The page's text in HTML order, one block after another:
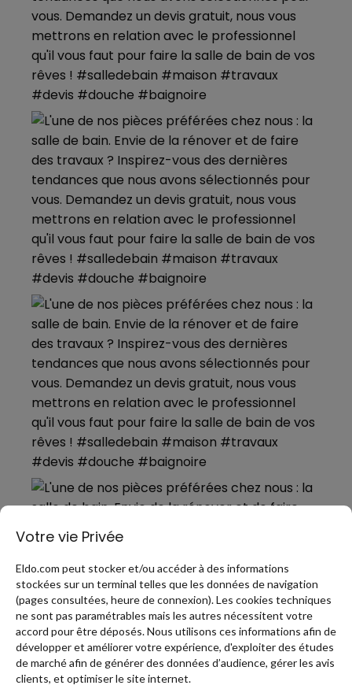
PLUS DE PINS
Votre vie Privée
Eldo.com peut stocker et/ou accéder à des informations
stockées sur un terminal telles que les données de navigation
(pages consultées, heure de connexion). Les cookies techniques
ne sont pas paramétrables mais les autres nécessitent votre
accord pour être déposés. Nous utilisons ces informations afin de
développer et améliorer votre expérience, d'exploiter des études
de marché afin de générer des données d’audience, gérer les avis
clients, et optimiser le site internet.